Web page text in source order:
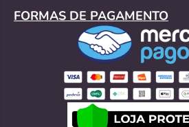
FORMAS DE PAGAMENTO